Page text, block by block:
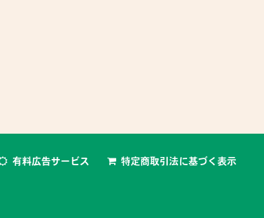
有料広告サービス
特定商取引法に基づく表示